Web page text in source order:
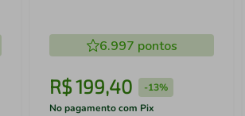
6.997 pontos
R$199,40 -13%
No pagamento com Pix